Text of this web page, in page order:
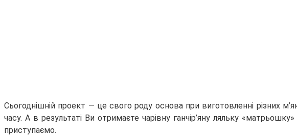
Сьогоднішній проект — це свого роду основа при виготовленні різних
часу. А в результаті Ви отримаєте чарівну ганчір’яну ляльку
приступаємо.